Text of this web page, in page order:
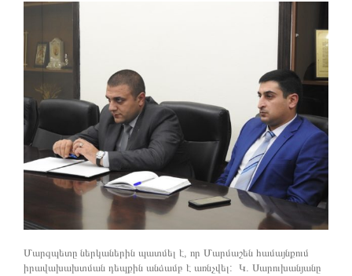
Մարզպետը ներկաներին պատմել է, որ Մարմաշեն համայնքում
իրավախախտման դեպքին անձամբ է առնչվել: Կ. Սարուխանյանը